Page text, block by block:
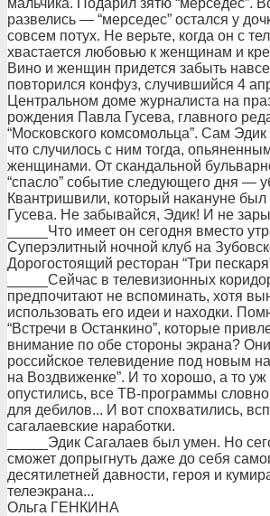
мальчика. Подарил зятю “мерседес”.
развелись — “мерседес” остался у
совсем потух. Не верьте, когда он с
хвастается любовью к женщинам и
Вино и женщин придется забыть
повторился конфуз, случившийся 4
Центральном доме журналиста на
рождения Павла Гусева, главного
“Московского комсомольца”. Сам
что случилось с ним тогда,
женщинами. От скандальной
“спасло” событие следующего дня —
Квантришвили, который накануне
Гусева. Не забывайся, Эдик! И не
_____Что имеет он сегодня вместо
Суперэлитный ночной клуб на
Дорогостоящий ресторан “Три
_____Сейчас в телевизионных
предпочитают не вспоминать, хотя
использовать его идеи и находки.
“Встречи в Останкино”, которые
внимание по обе стороны экрана?
российское телевидение под новым
на Воздвиженке”. И то хорошо, а то
опустились, все ТВ-программы
для дебилов... И вот спохватились,
сагалаевские наработки.
_____Эдик Сагалаев был умен. Но
сможет допрыгнуть даже до себя
десятилетней давности, героя и
телеэкрана...
Ольга ГЕНКИНА